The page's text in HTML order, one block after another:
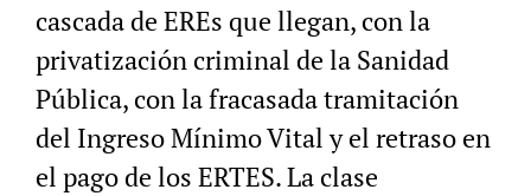
cascada de EREs que llegan, con la
privatización criminal de la Sanidad
Pública, con la fracasada tramitación
del Ingreso Mínimo Vital y el retraso en
el pago de los ERTES. La clase